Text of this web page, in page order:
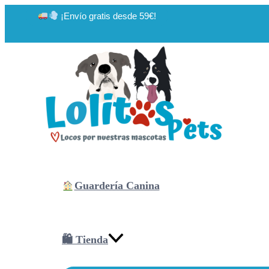
¡Envío gratis desde 59€!
Guardería Canina
🛍 Tienda